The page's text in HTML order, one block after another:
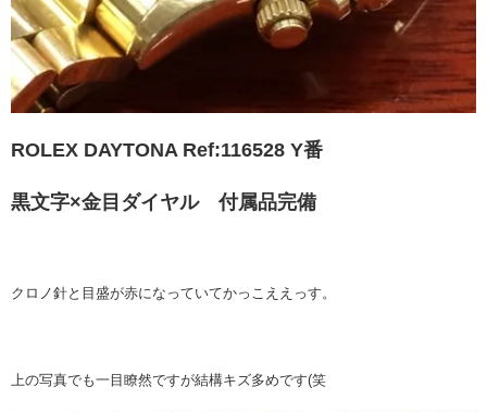
ROLEX DAYTONA Ref:116528 Y番
黒文字×金目ダイヤル 付属品完備
クロノ針と目盛が赤になっていてかっこええっす。
上の写真でも一目瞭然ですが結構キズ多めです(笑